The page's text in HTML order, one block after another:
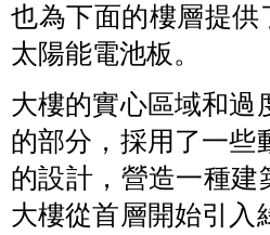
也為下面的樓層提
太陽能電池板。
大樓的實心區域和過
的部分，採用了一些
的設計，營造一種
大樓從首層開始引入